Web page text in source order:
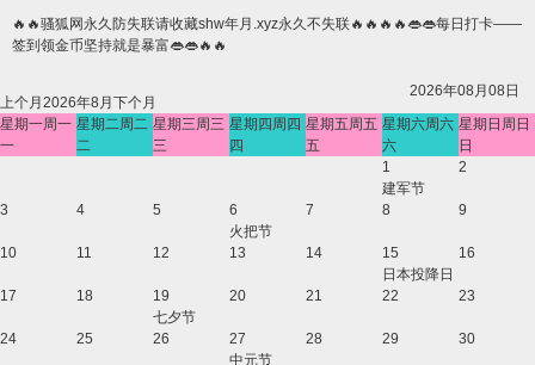
🔥🔥骚狐网永久防失联请收藏shw年月.xyz永久不失联🔥🔥🔥🔥👄👄每日打卡——
签到领金币坚持就是暴富👄👄🔥🔥
2026年08月08日
上个月 2026年8月 下个月
星期一周一
一
星期二周二
二
星期三周三
三
星期四 周四
四
星期五周五
五
星期六周六
六
星期日 周日
日
1
建军节
2
3 4 5
6
火把节
7 8 9
10 11 12 13 14
15
日本投降日
16
17 18
19
七夕节
20 21 22 23
24 25 26
27
中元节
28 29 30